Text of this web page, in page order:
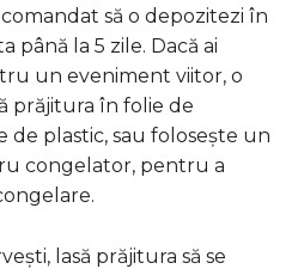
să o depozitezi în
până la 5 zile. Dacă ai
un eveniment viitor, o
prăjitura în folie de
de plastic, sau folosește un
congelator, pentru a
lasă prăjitura să se